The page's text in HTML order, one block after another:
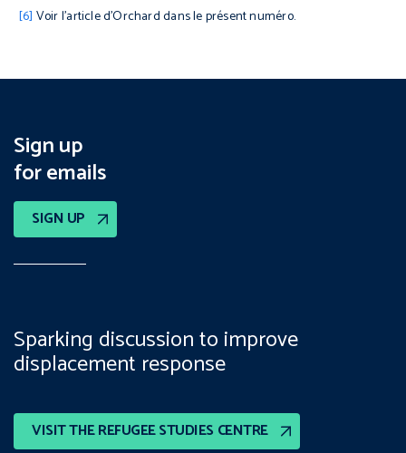
[6] Voir l’article d’Orchard dans le présent numéro.
Sign up
for emails
SIGN UP
VISIT THE REFUGEE STUDIES CENTRE
Sparking discussion to improve
displacement response